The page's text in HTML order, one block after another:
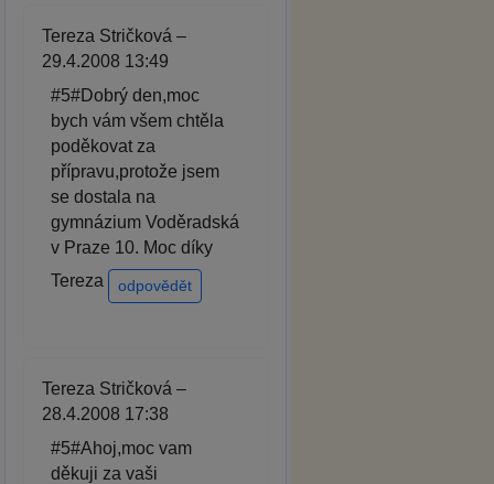
Tereza Stričková –
29.4.2008 13:49
#5#Dobrý den,moc
bych vám všem chtěla
poděkovat za
přípravu,protože jsem
se dostala na
gymnázium Voděradská
v Praze 10. Moc díky
Tereza
odpovědět
Tereza Stričková –
28.4.2008 17:38
#5#Ahoj,moc vam
děkuji za vaši